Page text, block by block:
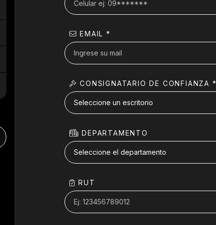
EMAIL *
CONSIGNATARIO DE CONFIANZA *
DEPARTAMENTO
RUT